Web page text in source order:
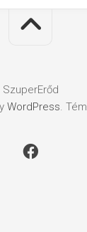
SzuperErőd
WordPress.